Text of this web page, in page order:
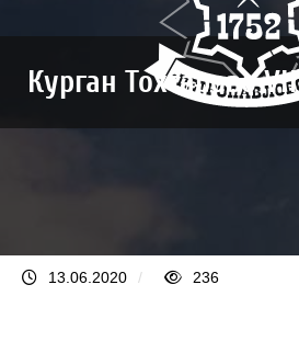
Курган Тохтарово VII
13.06.2020 / 236